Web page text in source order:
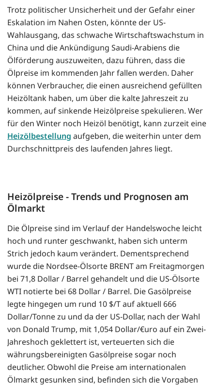
Trotz politischer Unsicherheit und der Gefahr einer
Eskalation im Nahen Osten, könnte der US-
Wahlausgang, das schwache Wirtschaftswachstum in
China und die Ankündigung Saudi-Arabiens die
Ölförderung auszuweiten, dazu führen, dass die
Ölpreise im kommenden Jahr fallen werden. Daher
können Verbraucher, die einen ausreichend gefüllten
Heizöltank haben, um über die kalte Jahreszeit zu
kommen, auf sinkende Heizölpreise spekulieren. Wer
für den Winter noch Heizöl benötigt, kann zurzeit eine
Heizölbestellung aufgeben, die weiterhin unter dem
Durchschnittpreis des laufenden Jahres liegt.
Heizölpreise - Trends und Prognosen am
Ölmarkt
Die Ölpreise sind im Verlauf der Handelswoche leicht
hoch und runter geschwankt, haben sich unterm
Strich jedoch kaum verändert. Dementsprechend
wurde die Nordsee-Ölsorte BRENT am Freitagmorgen
bei 71,8 Dollar / Barrel gehandelt und die US-Ölsorte
WTI notierte bei 68 Dollar / Barrel. Die Gasölpreise
legte hingegen um rund 10 $/T auf aktuell 666
Dollar/Tonne zu und da der US-Dollar, nach der Wahl
von Donald Trump, mit 1,054 Dollar/€uro auf ein Zwei-
Jahreshoch geklettert ist, verteuerten sich die
währungsbereinigten Gasölpreise sogar noch
deutlicher. Obwohl die Preise am internationalen
Ölmarkt gesunken sind, befinden sich die Vorgaben